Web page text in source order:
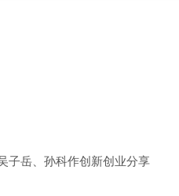
子岳、孙科作创新创业分享